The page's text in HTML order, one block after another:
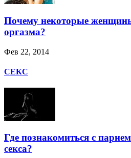
Почему некоторые
оргазма?
Фев 22, 2014
СЕКС
Где познакомиться с
секса?